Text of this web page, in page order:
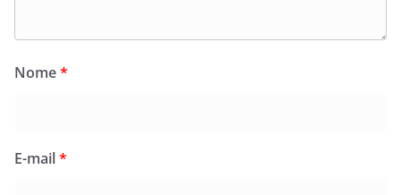
Nome*
E-mail*